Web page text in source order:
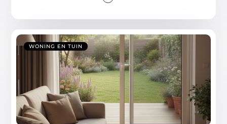
WONING EN TUIN